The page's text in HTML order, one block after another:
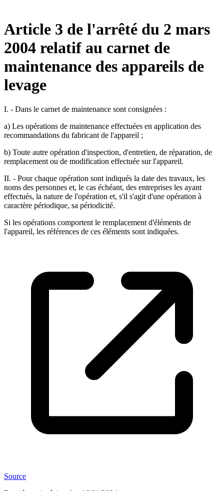
Article 3 de l'arrêté du 2 mars
2004 relatif au carnet de
maintenance des appareils de
levage
I. - Dans le carnet de maintenance sont consignées :
a) Les opérations de maintenance effectuées en application des
recommandations du fabricant de l'appareil ;
b) Toute autre opération d'inspection, d'entretien, de réparation, de
remplacement ou de modification effectuée sur l'appareil.
II. - Pour chaque opération sont indiqués la date des travaux, les
noms des personnes et, le cas échéant, des entreprises les ayant
effectués, la nature de l'opération et, s'il s'agit d'une opération à
caractère périodique, sa périodicité.
Si les opérations comportent le remplacement d'éléments de
l'appareil, les références de ces éléments sont indiquées.
Source